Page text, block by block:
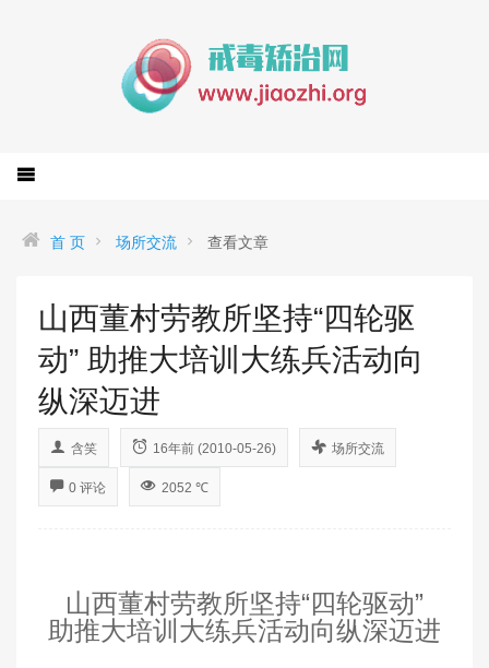
首 页 场所交流 查看文章
山西董村劳教所坚持“四轮驱
动” 助推大培训大练兵活动向
纵深迈进
含笑 16年前 (2010-05-26) 场所交流
0 评论 2052 ℃
山西董村劳教所坚持“四轮驱动”
助推大培训大练兵活动向纵深迈进